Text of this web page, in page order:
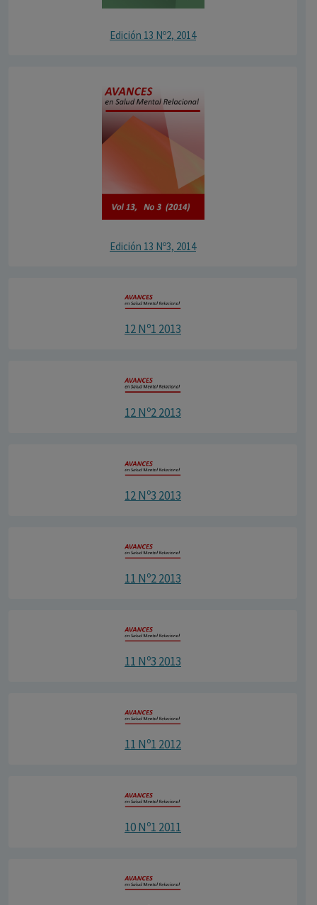
Edición 13 Nº2, 2014
Edición 13 Nº3, 2014
12 Nº1 2013
12 Nº2 2013
12 Nº3 2013
11 Nº2 2013
11 Nº3 2013
11 Nº1 2012
10 Nº1 2011